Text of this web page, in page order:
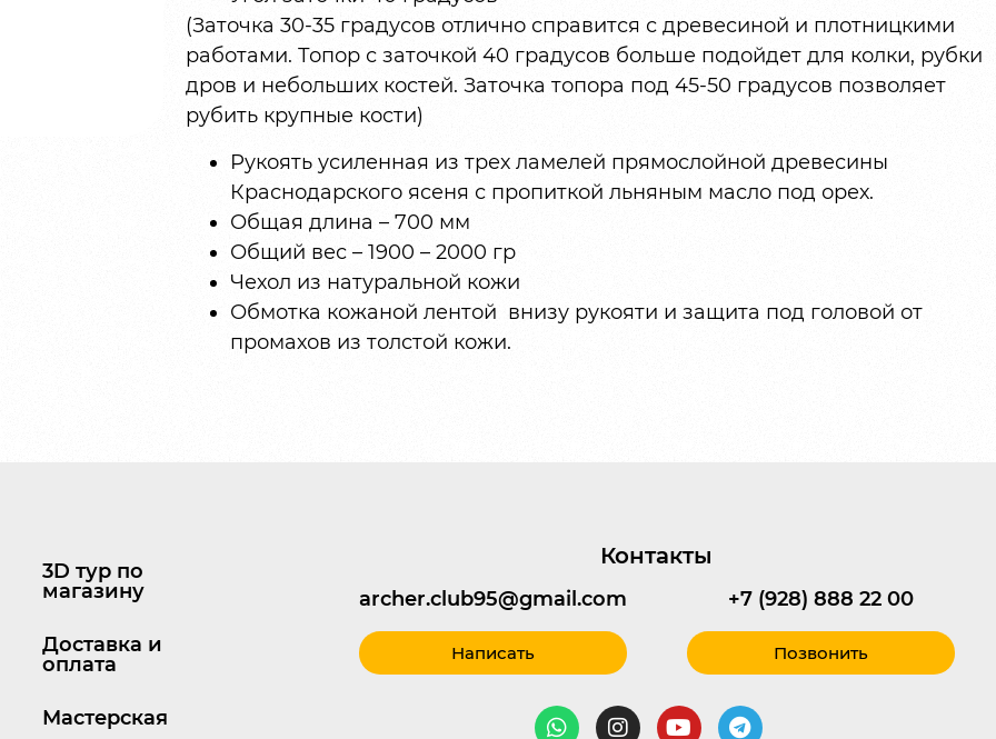
(Заточка 30-35 градусов отлично справится с древесиной и плотницкими
работами. Топор с заточкой 40 градусов больше подойдет для колки, рубки
дров и небольших костей. Заточка топора под 45-50 градусов позволяет
рубить крупные кости)
Рукоять усиленная из трех ламелей прямослойной древесины
Краснодарского ясеня с пропиткой льняным масло под орех.
Общая длина – 700 мм
Общий вес – 1900 – 2000 гр
Чехол из натуральной кожи
Обмотка кожаной лентой внизу рукояти и защита под головой от
промахов из толстой кожи.
3D тур по
магазину
Доставка и
оплата
Мастерская
Контакты
archer.club95@gmail.com
Написать
+7 (928) 888 22 00
Позвонить